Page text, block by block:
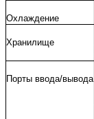
Охлаждение
Хранилище
Порты ввода/вывода